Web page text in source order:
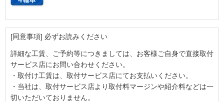
[同意事項] 必ずお読みください
詳細な工賃、ご予約等につきましては、お客様ご自身で直接取付
サービス店にお問い合わせください。
・取付け工賃は、取付サービス店にてお支払いください。
・当社は、取付サービス店より取付料マージンや紹介料などは一
切いただいておりません。